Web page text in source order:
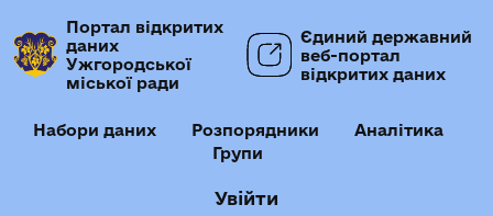
Портал відкритих
даних
Ужгородської
міської ради
Єдиний державний
веб-портал
відкритих даних
Набори даних Розпорядники
Аналітика
Групи
Увійти